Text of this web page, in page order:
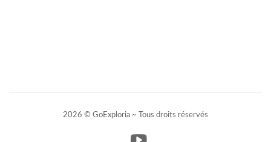
2026 © GoExploria ~ Tous droits réservés